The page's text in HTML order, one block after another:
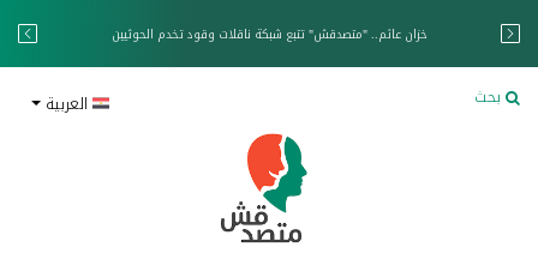
خزان عائم.. "متصدقش" تتبع شبكة ناقلات وقود تخدم الحوثيين
بحث العربية